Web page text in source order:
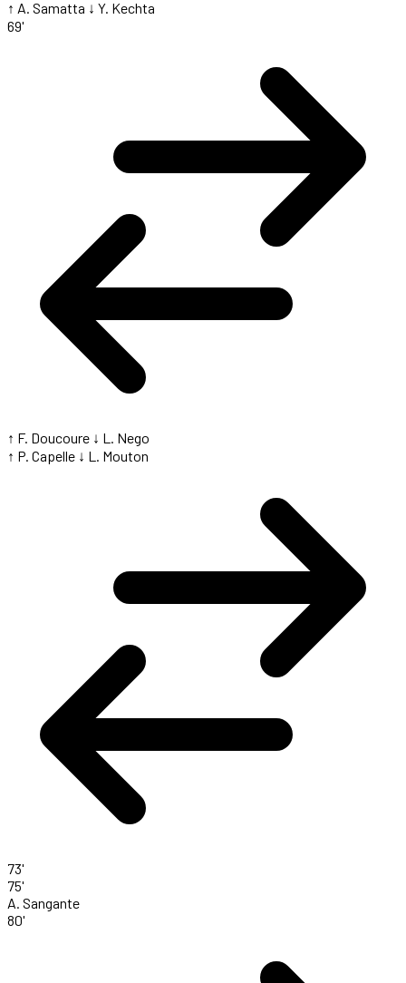
↑ A. Samatta ↓ Y. Kechta
69'
↑ F. Doucoure ↓ L. Nego
↑ P. Capelle ↓ L. Mouton
73'
75'
A. Sangante
80'